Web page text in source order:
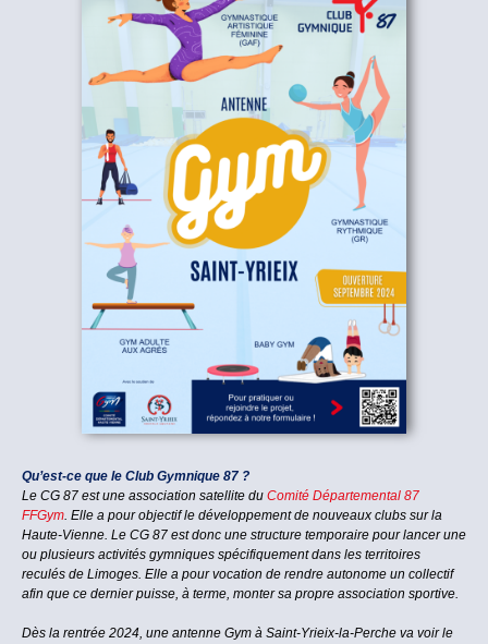
Qu’est-ce que le Club Gymnique 87 ?
Le CG 87 est une association satellite du Comité Départemental 87
FFGym. Elle a pour objectif le développement de nouveaux clubs sur la
Haute-Vienne. Le CG 87 est donc une structure temporaire pour lancer une
ou plusieurs activités gymniques spécifiquement dans les territoires
reculés de Limoges. Elle a pour vocation de rendre autonome un collectif
afin que ce dernier puisse, à terme, monter sa propre association sportive.
Dès la rentrée 2024, une antenne Gym à Saint-Yrieix-la-Perche va voir le